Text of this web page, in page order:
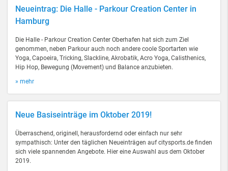
Neueintrag: Die Halle - Parkour Creation Center in
Hamburg
Die Halle - Parkour Creation Center Oberhafen hat sich zum Ziel
genommen, neben Parkour auch noch andere coole Sportarten wie
Yoga, Capoeira, Tricking, Slackline, Akrobatik, Acro Yoga, Calisthenics,
Hip Hop, Bewegung (Movement) und Balance anzubieten.
» mehr
Neue Basiseinträge im Oktober 2019!
Überraschend, originell, herausfordernd oder einfach nur sehr
sympathisch: Unter den täglichen Neueinträgen auf citysports.de finden
sich viele spannenden Angebote. Hier eine Auswahl aus dem Oktober
2019.